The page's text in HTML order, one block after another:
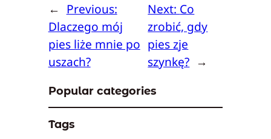
← Previous:
Dlaczego mój
pies liże mnie po
uszach?
Next: Co
zrobić, gdy
pies zje
szynkę? →
Popular categories
Tags